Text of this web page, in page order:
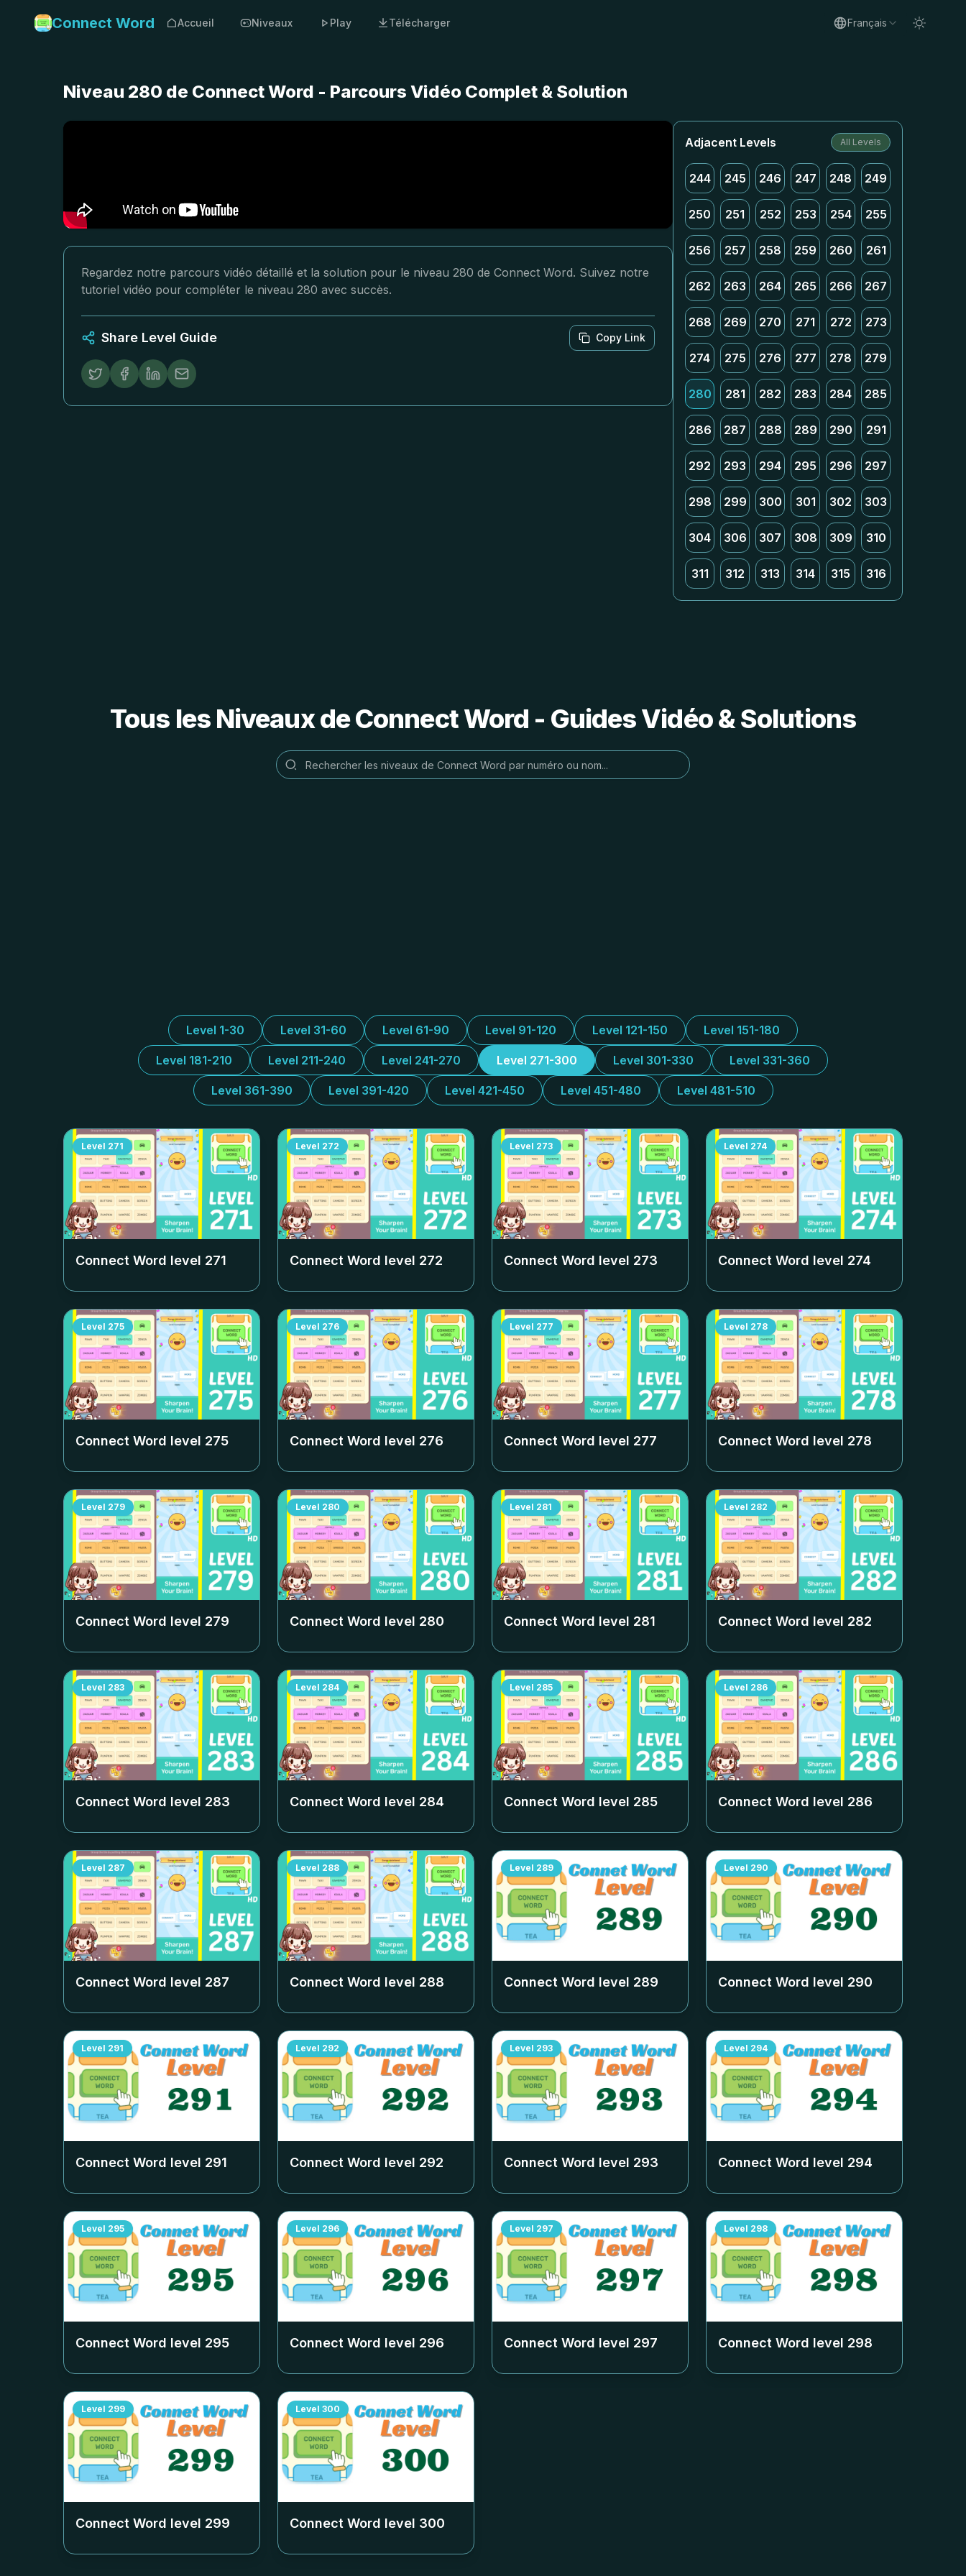
Connect Word Accueil Niveaux Play Télécharger Français
Niveau 280 de Connect Word - Parcours Vidéo Complet & Solution
Regardez notre parcours vidéo détaillé et la solution pour le niveau 280 de Connect Word. Suivez notre
tutoriel vidéo pour compléter le niveau 280 avec succès.
Share Level Guide Copy Link
Adjacent Levels All Levels
244 245 246 247 248 249
250 251 252 253 254 255
256 257 258 259 260 261
262 263 264 265 266 267
268 269 270 271 272 273
274 275 276 277 278 279
280 281 282 283 284 285
286 287 288 289 290 291
292 293 294 295 296 297
298 299 300 301 302 303
304 306 307 308 309 310
311 312 313 314 315 316
Tous les Niveaux de Connect Word - Guides Vidéo & Solutions
Level 1-30 Level 31-60 Level 61-90 Level 91-120 Level 121-150 Level 151-180
Level 181-210 Level 211-240 Level 241-270 Level 271-300 Level 301-330 Level 331-360
Level 361-390 Level 391-420 Level 421-450 Level 451-480 Level 481-510
Level 271
Connect Word level 271
Level 272
Connect Word level 272
Level 273
Connect Word level 273
Level 274
Connect Word level 274
Level 275
Connect Word level 275
Level 276
Connect Word level 276
Level 277
Connect Word level 277
Level 278
Connect Word level 278
Level 279
Connect Word level 279
Level 280
Connect Word level 280
Level 281
Connect Word level 281
Level 282
Connect Word level 282
Level 283
Connect Word level 283
Level 284
Connect Word level 284
Level 285
Connect Word level 285
Level 286
Connect Word level 286
Level 287
Connect Word level 287
Level 288
Connect Word level 288
Level 289
Connect Word level 289
Level 290
Connect Word level 290
Level 291
Connect Word level 291
Level 292
Connect Word level 292
Level 293
Connect Word level 293
Level 294
Connect Word level 294
Level 295
Connect Word level 295
Level 296
Connect Word level 296
Level 297
Connect Word level 297
Level 298
Connect Word level 298
Level 299
Connect Word level 299
Level 300
Connect Word level 300